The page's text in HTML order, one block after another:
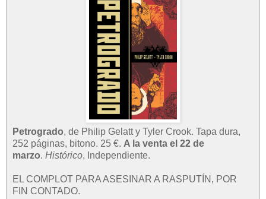
Petrogrado, de Philip Gelatt y Tyler Crook. Tapa dura,
252 páginas, bitono. 25 €. A la venta el 22 de
marzo. Histórico, Independiente.
EL COMPLOT PARA ASESINAR A RASPUTÍN, POR
FIN CONTADO.